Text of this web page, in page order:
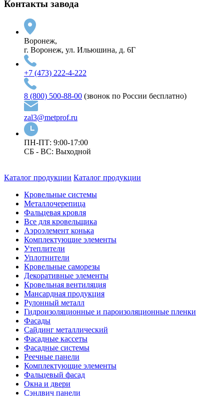
Контакты завода
Воронеж,
г. Воронеж, ул. Ильюшина, д. 6Г
+7 (473) 222-4-222
8 (800) 500-88-00 (звонок по России бесплатно)
zal3@metprof.ru
ПН-ПТ: 9:00-17:00
СБ - ВС: Выходной
Каталог продукции Каталог продукции
Кровельные системы
Металлочерепица
Фальцевая кровля
Все для кровельщика
Аэроэлемент конька
Комплектующие элементы
Утеплители
Уплотнители
Кровельные саморезы
Декоративные элементы
Кровельная вентиляция
Мансардная продукция
Рулонный металл
Гидроизоляционные и пароизоляционные пленки
Фасады
Сайдинг металлический
Фасадные кассеты
Фасадные системы
Реечные панели
Комплектующие элементы
Фальцевый фасад
Окна и двери
Сэндвич панели